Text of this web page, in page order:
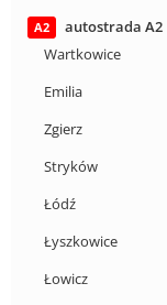
A2
autostrada A2
Wartkowice
Emilia
Zgierz
Stryków
Łódź
Łyszkowice
Łowicz